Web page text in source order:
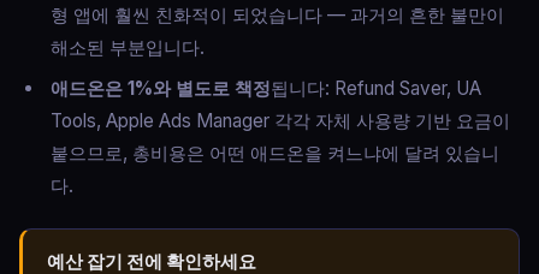
형 앱에 훨씬 친화적이 되었습니다 — 과거의 흔한 불만이
해소된 부분입니다.
애드온은 1%와 별도로 책정됩니다: Refund Saver, UA
Tools, Apple Ads Manager 각각 자체 사용량 기반 요금이
붙으므로, 총비용은 어떤 애드온을 켜느냐에 달려 있습니
다.
예산 잡기 전에 확인하세요